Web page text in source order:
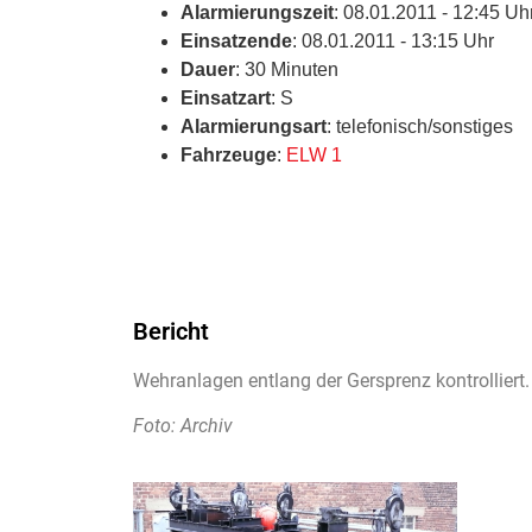
Alarmierungszeit: 08.01.2011 - 12:45
Einsatzende: 08.01.2011 - 13:15 Uhr
Dauer: 30 Minuten
Einsatzart: S
Alarmierungsart: telefonisch/sonstiges
Fahrzeuge: ELW 1
Bericht
Wehranlagen entlang der Gersprenz kontrolliert.
Foto: Archiv